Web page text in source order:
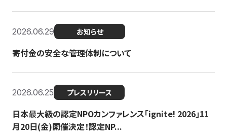
2026.06.29 お知らせ
寄付金の安全な管理体制について
2026.06.25 プレスリリース
日本最大級の認定NPOカンファレンス「ignite! 2026」11
月20日(金)開催決定！認定NP...